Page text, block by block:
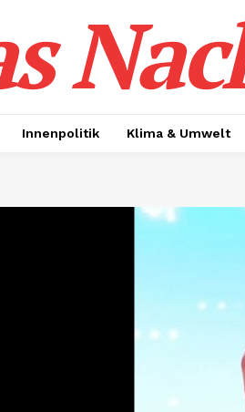
Innenpolitik Klima & Umwelt